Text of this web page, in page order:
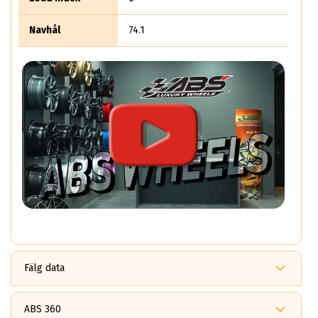
Navhål 74.1
Fälg data
10.5x22
ABS F80 BLACK
ABS 360